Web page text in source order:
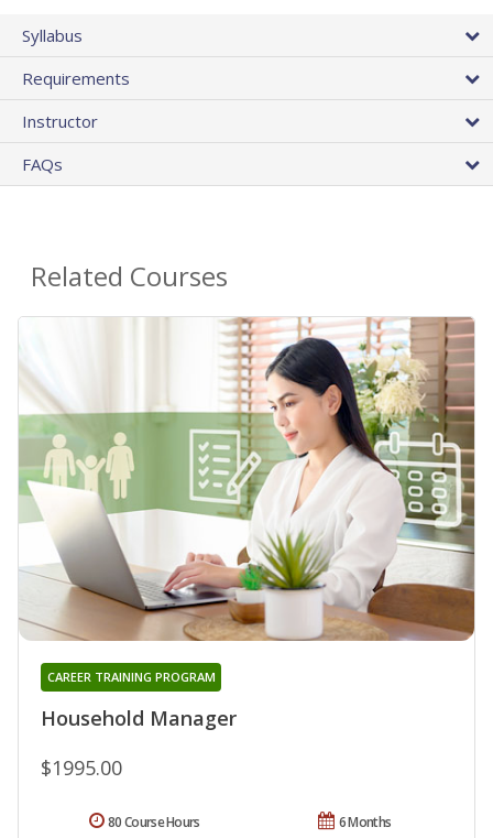
Syllabus
Requirements
Instructor
FAQs
Related Courses
Household Manager
CAREER TRAINING PROGRAM
$1995.00
6 Months
80 Course Hours